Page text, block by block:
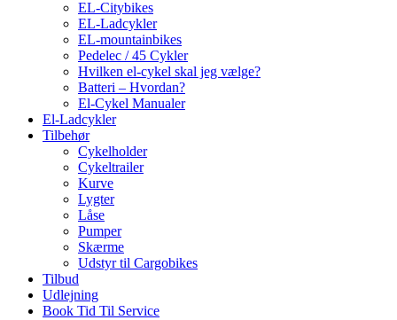
EL-Citybikes
EL-Ladcykler
EL-mountainbikes
Pedelec / 45 Cykler
Hvilken el-cykel skal jeg vælge?
Batteri – Hvordan?
El-Cykel Manualer
El-Ladcykler
Tilbehør
Cykelholder
Cykeltrailer
Kurve
Lygter
Låse
Pumper
Skærme
Udstyr til Cargobikes
Tilbud
Udlejning
Book Tid Til Service